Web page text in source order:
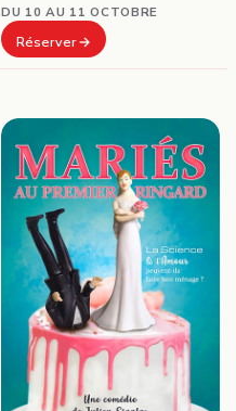
DU 10 AU 11 OCTOBRE
Réserver